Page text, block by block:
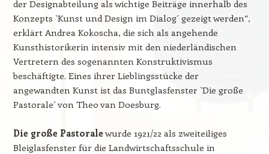
der Designabteilung als wichtige Beiträge innerhalb des
Konzepts `Kunst und Design im Dialog´ gezeigt werden“,
erklärt Andrea Kokoscha, die sich als angehende
Kunsthistorikerin intensiv mit den niederländischen
Vertretern des sogenannten Konstruktivismus
beschäftigte. Eines ihrer Lieblingsstücke der
angewandten Kunst ist das Buntglasfenster `Die große
Pastorale´ von Theo van Doesburg.
Die große Pastoralewurde 1921/22 als zweiteiliges
Bleiglasfenster für die Landwirtschaftsschule in